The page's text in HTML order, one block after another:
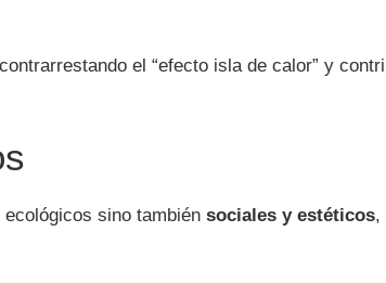
el “efecto isla de calor” y
ecológicos sino también sociales y estéticos,